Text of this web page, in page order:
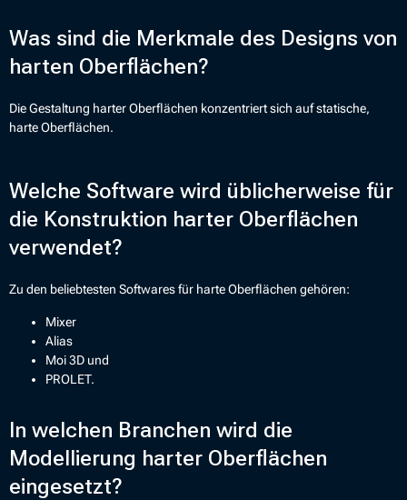
Was sind die Merkmale des Designs von
harten Oberflächen?
Die Gestaltung harter Oberflächen konzentriert sich auf statische,
harte Oberflächen.
Welche Software wird üblicherweise für
die Konstruktion harter Oberflächen
verwendet?
Zu den beliebtesten Softwares für harte Oberflächen gehören:
Mixer
Alias
Moi 3D und
PROLET.
In welchen Branchen wird die
Modellierung harter Oberflächen
eingesetzt?